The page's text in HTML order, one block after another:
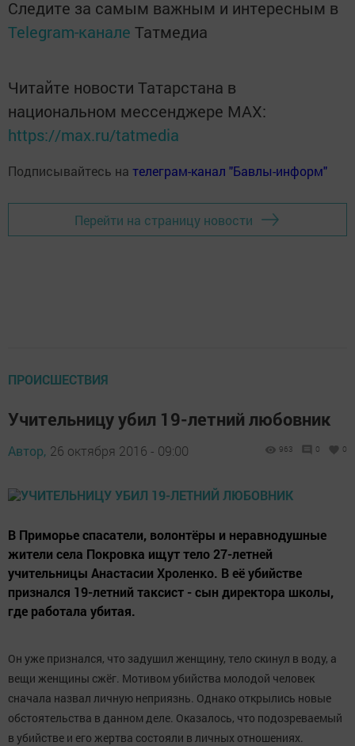
Следите за самым важным и интересным в
Telegram-канале Татмедиа
Читайте новости Татарстана в
национальном мессенджере MАХ:
https://max.ru/tatmedia
Подписывайтесь на телеграм-канал "Бавлы-информ"
Перейти на страницу новости
ПРОИСШЕСТВИЯ
Учительницу убил 19-летний любовник
Автор, 26 октября 2016 - 09:00 963 0 0
В Приморье спасатели, волонтёры и неравнодушные
жители села Покровка ищут тело 27-летней
учительницы Анастасии Хроленко. В её убийстве
признался 19-летний таксист - сын директора школы,
где работала убитая.
Он уже признался, что задушил женщину, тело скинул в воду, а
вещи женщины сжёг. Мотивом убийства молодой человек
сначала назвал личную неприязнь. Однако открылись новые
обстоятельства в данном деле. Оказалось, что подозреваемый
в убийстве и его жертва состояли в личных отношениях.